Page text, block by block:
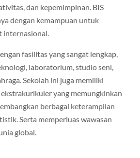
dan kepemimpinan. BIS
dengan kemampuan untuk
internasional.
fasilitas yang sangat lengkap,
laboratorium, studio seni,
Sekolah ini juga memiliki
yang memungkinkan
berbagai keterampilan
Serta memperluas wawasan
global.